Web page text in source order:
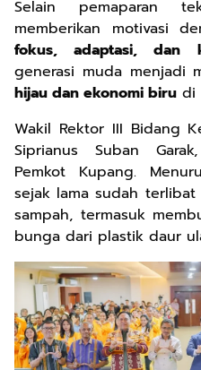
Selain pemaparan
memberikan motivasi
fokus, adaptasi, dan
generasi muda menjadi
hijau dan ekonomi biru di
Wakil Rektor III Bidang
Siprianus Suban
Pemkot Kupang.
sejak lama sudah
sampah, termasuk
bunga dari plastik daur